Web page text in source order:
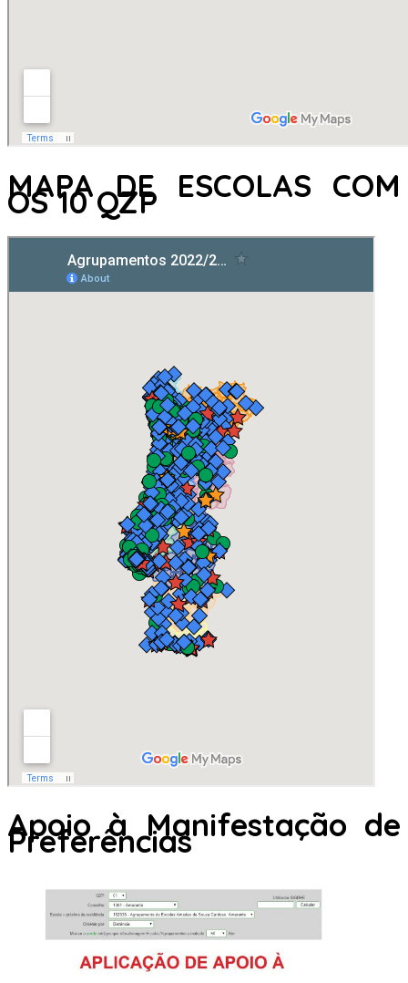
MAPA DE ESCOLAS COM
OS 10 QZP
Apoio à Manifestação de
Preferências